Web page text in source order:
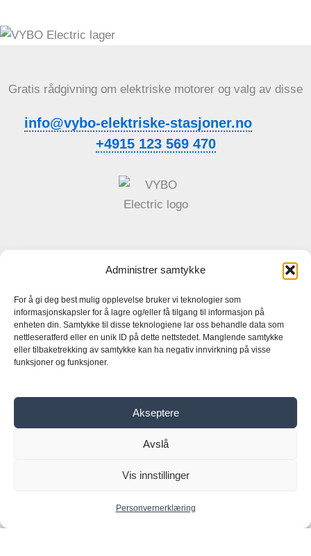
Administrer samtykke
For å gi deg best mulig opplevelse bruker vi teknologier som
informasjonskapsler for å lagre og/eller få tilgang til informasjon på
enheten din. Samtykke til disse teknologiene lar oss behandle data som
nettleseratferd eller en unik ID på dette nettstedet. Manglende samtykke
eller tilbaketrekking av samtykke kan ha negativ innvirkning på visse
funksjoner og funksjoner.
Akseptere
Avslå
Vis innstillinger
Personvernerklæring
Gratis rådgivning om elektriske motorer og valg av disse
info@vybo-elektriske-stasjoner.no
+4915 123 569 470
Generelle forretningsbetingelser
Personvernerklæring
Hjem
Frekvensomformer
Girkasse
Om oss
Kontakt